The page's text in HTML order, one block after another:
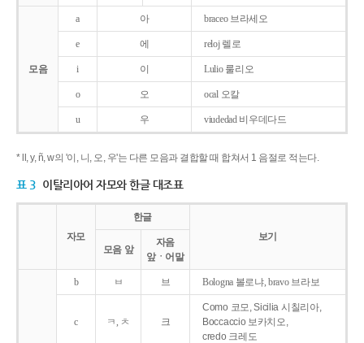
모음
a 아 braceo 브라세오
e 에 reloj 렐로
i 이 Lulio 룰리오
o 오 ocal 오칼
u 우 viudedad 비우데다드
* ll, y, ñ, w의 '이, 니, 오, 우'는 다른 모음과 결합할 때 합쳐서 1 음절로 적는다.
표 3 이탈리아어 자모와 한글 대조표
자모
한글
보기
모음 앞
자음
앞ㆍ어말
b ㅂ 브 Bologna 볼로냐, bravo 브라보
c ㅋ, ㅊ 크
Como 코모, Sicilia 시칠리아,
Boccaccio 보카치오,
credo 크레도